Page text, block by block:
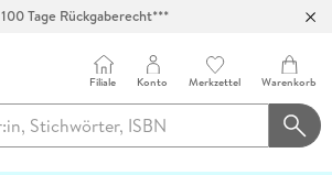
100 Tage Rückgaberecht***
Filiale Konto Merkzettel Warenkorb